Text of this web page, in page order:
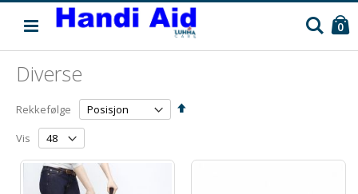
0
Søk
Diverse
Rekkefølge
Angi
Vis